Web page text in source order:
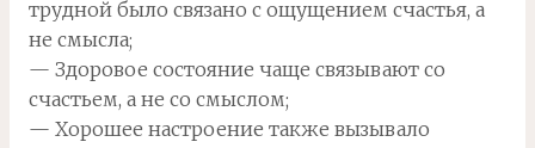
трудной было связано с ощущением счастья, а
не смысла;
— Здоровое состояние чаще связывают со
счастьем, а не со смыслом;
— Хорошее настроение также вызывало